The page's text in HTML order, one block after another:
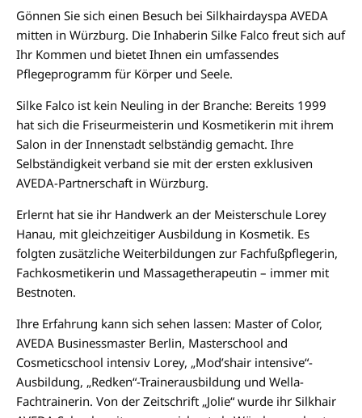
Gönnen Sie sich einen Besuch bei Silkhairdayspa AVEDA
mitten in Würzburg. Die Inhaberin Silke Falco freut sich auf
Ihr Kommen und bietet Ihnen ein umfassendes
Pflegeprogramm für Körper und Seele.
Silke Falco ist kein Neuling in der Branche: Bereits 1999
hat sich die Friseurmeisterin und Kosmetikerin mit ihrem
Salon in der Innenstadt selbständig gemacht. Ihre
Selbständigkeit verband sie mit der ersten exklusiven
AVEDA-Partnerschaft in Würzburg.
Erlernt hat sie ihr Handwerk an der Meisterschule Lorey
Hanau, mit gleichzeitiger Ausbildung in Kosmetik. Es
folgten zusätzliche Weiterbildungen zur Fachfußpflegerin,
Fachkosmetikerin und Massagetherapeutin – immer mit
Bestnoten.
Ihre Erfahrung kann sich sehen lassen: Master of Color,
AVEDA Businessmaster Berlin, Masterschool and
Cosmeticschool intensiv Lorey, „Mod’shair intensive“-
Ausbildung, „Redken“-Trainerausbildung und Wella-
Fachtrainerin. Von der Zeitschrift „Jolie“ wurde ihr Silkhair